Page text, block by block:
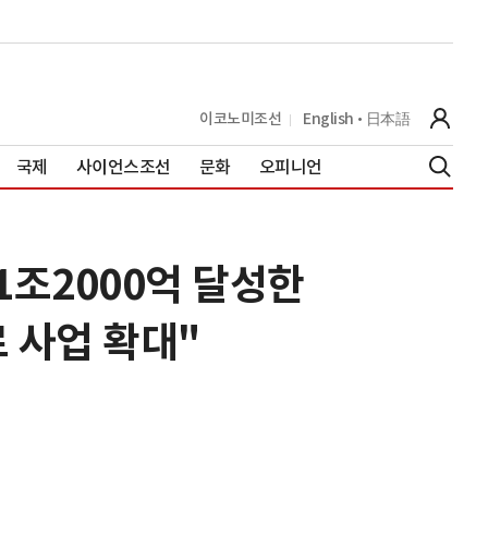
이코노미조선 English 日本語
국제 사이언스조선 문화 오피니언
조2000억 달성한
사업 확대"